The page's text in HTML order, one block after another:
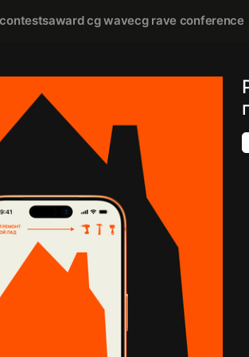
contestsaward cg wavecg rave conference